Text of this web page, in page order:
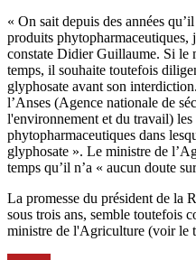
« On sait depuis des années
produits phytopharmaceutiques,
constate Didier Guillaume. Si le
temps, il souhaite toutefois
glyphosate avant son
l’Anses (Agence nationale de
l'environnement et du travail)
phytopharmaceutiques dans
glyphosate ». Le ministre de
temps qu’il n’a « aucun doute
La promesse du président de la
sous trois ans, semble toutefois
ministre de l'Agriculture (voir le